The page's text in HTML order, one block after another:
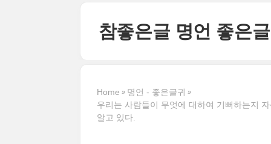
참좋은글 명언 좋은글
Home
명언 - 좋은글귀
우리는 사람들이 무엇에 대하여 기뻐하는지
알고 있다.